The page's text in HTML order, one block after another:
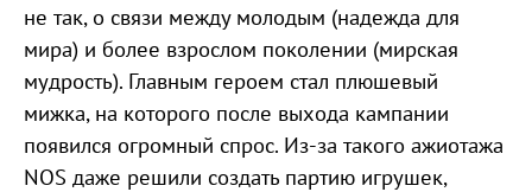
не так, о связи между молодым (надежда для
мира) и более взрослом поколении (мирская
мудрость). Главным героем стал плюшевый
мижка, на которого после выхода кампании
появился огромный спрос. Из-за такого ажиотажа
NOS даже решили создать партию игрушек,